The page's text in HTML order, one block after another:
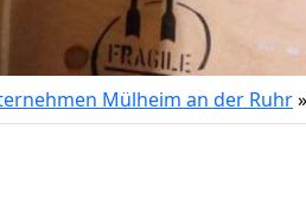
Mülheim an der Ruhr»